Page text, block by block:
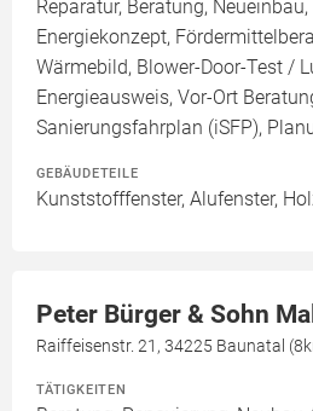
Reparatur, Beratung,
Energiekonzept,
Wärmebild, Blower-Door-Test /
Energieausweis, Vor-Ort
Sanierungsfahrplan (iSFP),
GEBÄUDETEILE
Kunststofffenster, Alufenster,
Peter Bürger & Sohn
Raiffeisenstr. 21, 34225 Baunatal
TÄTIGKEITEN